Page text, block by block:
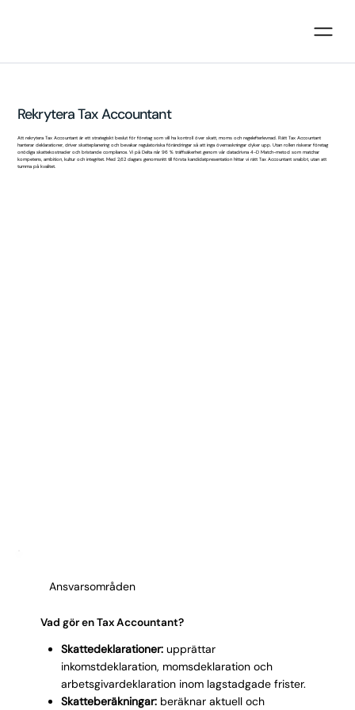
Rekrytera Tax Accountant
Att rekrytera Tax Accountant är ett strategiskt beslut för företag som vill ha kontroll över skatt, moms och regelefterlevnad. Rätt Tax Accountant
hanterar deklarationer, driver skatteplanering och bevakar regulatoriska förändringar så att inga överraskningar dyker upp. Utan rollen riskerar företag
onödiga skattekostnader och bristande compliance. Vi på Delta når 96 % träffsäkerhet genom vår datadrivna 4-D Match-metod som matchar
kompetens, ambition, kultur och integritet. Med 2,62 dagars genomsnitt till första kandidatpresentation hittar vi rätt Tax Accountant snabbt, utan att
tumma på kvalitet.
Ansvarsområden
Vad gör en Tax Accountant?
Skattedeklarationer:upprättar
inkomstdeklaration, momsdeklaration och
arbetsgivardeklaration inom lagstadgade frister.
Skatteberäkningar:beräknar aktuell och